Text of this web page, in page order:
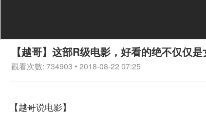
【越哥】这部R级电影，好看的绝不仅仅是
觀看次數: 734903 • 2018-08-22 07:25
【越哥说电影】